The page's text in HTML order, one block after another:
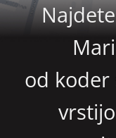
od koder